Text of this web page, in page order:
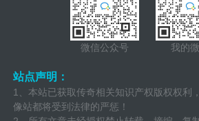
微信公众号 我的
站点声明：
1、本站已获取传奇相关知识产权版权权利
像站都将受到法律的严惩！